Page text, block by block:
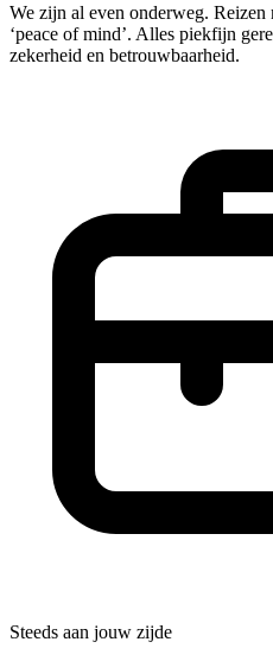
We zijn al even onderweg.
‘peace of mind’. Alles piekfijn
zekerheid en betrouwbaarheid.
Steeds aan jouw zijde